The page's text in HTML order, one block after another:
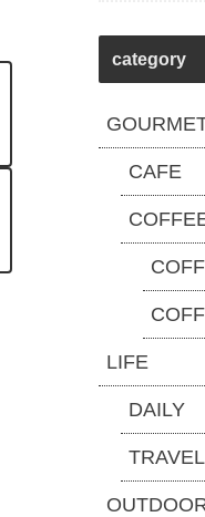
category
CAFE
LIFE
DAILY
TRAVEL